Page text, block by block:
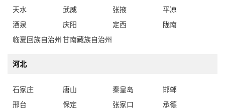
天水
武威 张掖
平凉
酒泉
庆阳 定西
陇南
临夏回族自治州甘南藏族自治州
河北
石家庄 唐山 秦皇岛
邯郸
邢台
保定 张家口
承德